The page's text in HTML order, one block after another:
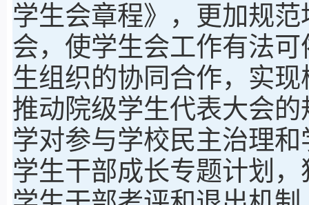
学生会章程》，更加规
会，使学生会工作有法
生组织的协同合作，实
推动院级学生代表大会
学对参与学校民主治理
学生干部成长专题计划